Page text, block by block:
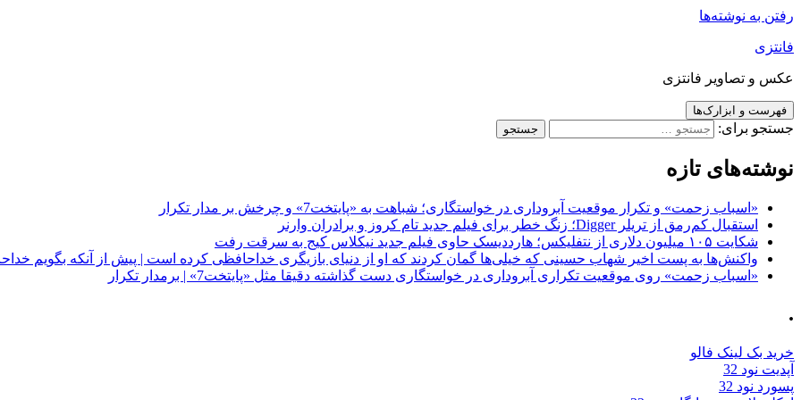
رفتن به نوشته‌ها
فانتزی
عکس و تصاویر فانتزی
فهرست و ابزارک‌ها
جستجو برای:
نوشته‌های تازه
«اسباب زحمت» و تکرار موقعیت آبروداری در خواستگاری؛ شباهت به «پایتخت7» و چرخش بر مدار تکرار
استقبال کم‌رمق از تریلر Digger؛ زنگ خطر برای فیلم جدید تام کروز و برادران وارنر
شکایت ۱۰۵ میلیون دلاری از نتفلیکس؛ هارددیسک حاوی فیلم جدید نیکلاس کیج به سرقت رفت
واکنش‌ها به پست اخیر شهاب حسینی که خیلی‌ها گمان کردند که او از دنیای بازیگری خداحافظی کرده است | پیش از آنکه بگویم
«اسباب زحمت» روی موقعیت تکراری آبروداری در خواستگاری دست گذاشته دقیقا مثل «پایتخت7» | برمدار تکرار
.
خرید بک لینک فالو
آپدیت نود 32
پسورد نود 32